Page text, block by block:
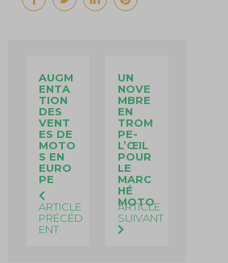
AUGM
ENTA
TION
DES
VENT
ES DE
MOTO
S EN
EURO
PE
ARTICLE
PRÉCÉD
ENT
UN
NOVE
MBRE
EN
TROM
PE-
L’ŒIL
POUR
LE
MARC
HÉ
MOTO
ARTICLE
SUIVANT